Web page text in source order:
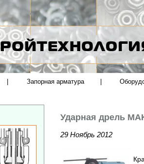
Запорная арматура
Ударная дрель
29 Ноябрь 2012